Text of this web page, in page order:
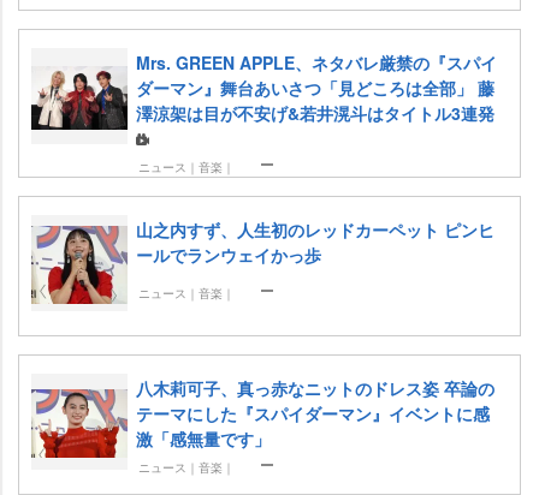
Mrs. GREEN APPLE、ネタバレ厳禁の『スパイ
ダーマン』舞台あいさつ「見どころは全部」 藤
澤涼架は目が不安げ&若井滉斗はタイトル3連発
ニュース｜音楽｜
山之内すず、人生初のレッドカーペット ピンヒ
ールでランウェイかっ歩
ニュース｜音楽｜
八木莉可子、真っ赤なニットのドレス姿 卒論の
テーマにした『スパイダーマン』イベントに感
激「感無量です」
ニュース｜音楽｜